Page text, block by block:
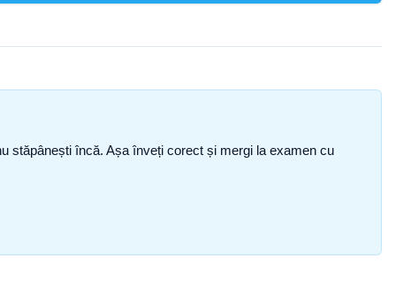
stăpânești încă. Așa înveți corect și mergi la examen cu